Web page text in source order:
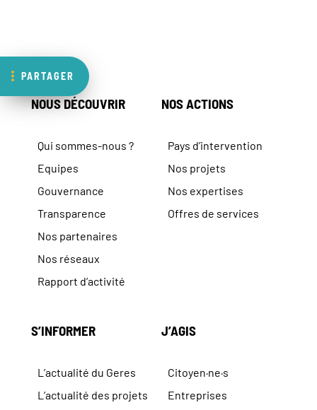
PARTAGER
NOUS DÉCOUVRIR
Qui sommes-nous ?
Equipes
Gouvernance
Transparence
Nos partenaires
Nos réseaux
Rapport d’activité
NOS ACTIONS
Pays d’intervention
Nos projets
Nos expertises
Offres de services
S’INFORMER
L’actualité du Geres
L’actualité des projets
J’AGIS
Citoyen·ne·s
Entreprises